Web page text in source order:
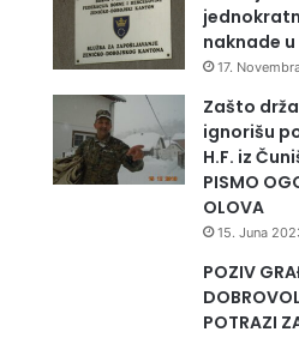
naknade u
17.
Zašto
ignorišu
H.F. iz
PISMO
OLOVA
15. Juna
POZIV
POTRAZI